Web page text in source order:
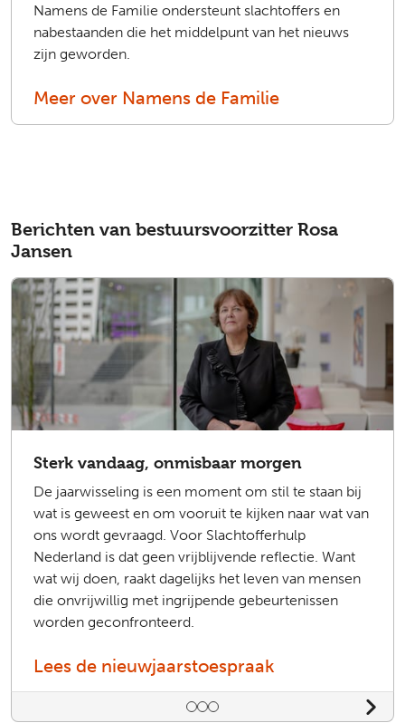
Namens de Familie ondersteunt slachtoffers en
nabestaanden die het middelpunt van het nieuws
zijn geworden.
Meer over Namens de Familie
Berichten van bestuursvoorzitter Rosa
Jansen
Sterk vandaag, onmisbaar morgen
De jaarwisseling is een moment om stil te staan bij
wat is geweest en om vooruit te kijken naar wat van
ons wordt gevraagd. Voor Slachtofferhulp
Nederland is dat geen vrijblijvende reflectie. Want
wat wij doen, raakt dagelijks het leven van mensen
die onvrijwillig met ingrijpende gebeurtenissen
worden geconfronteerd.
Lees de nieuwjaarstoespraak
Bedieningselementen voor